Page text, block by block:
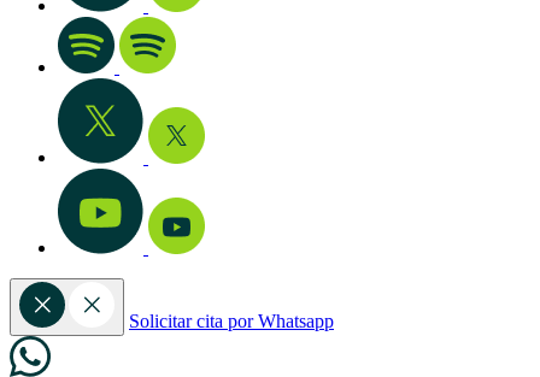
Solicitar cita por Whatsapp